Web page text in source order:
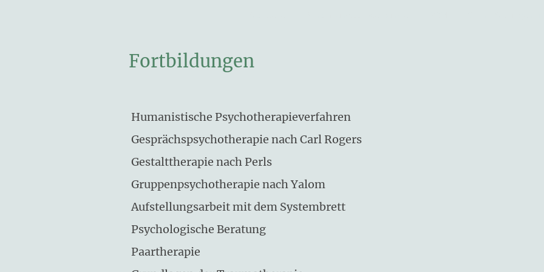
Fortbildungen
Humanistische Psychotherapieverfahren
Gesprächspsychotherapie nach Carl Rogers
Gestalttherapie nach Perls
Gruppenpsychotherapie nach Yalom
Aufstellungsarbeit mit dem Systembrett
Psychologische Beratung
Paartherapie